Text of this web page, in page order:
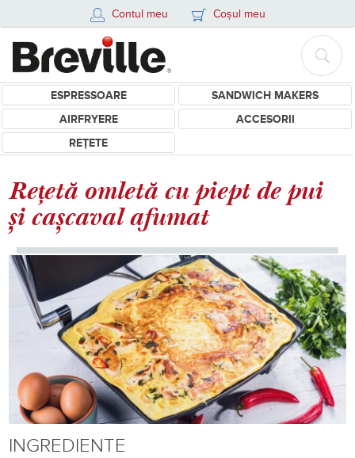
Contul meu Coșul meu
ESPRESSOARE
SANDWICH MAKERS
AIRFRYERE
ACCESORII
REȚETE
Rețetă omletă cu piept de pui
și cașcaval afumat
INGREDIENTE